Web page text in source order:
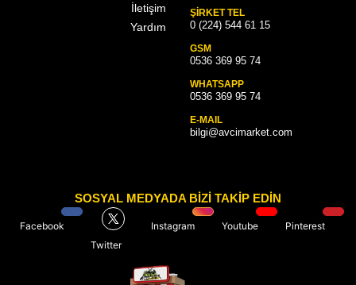
İletişim
Yardım
ŞİRKET TEL
0 (224) 544 61 15
GSM
0536 369 95 74
WHATSAPP
0536 369 95 74
E-MAIL
bilgi@avcimarket.com
SOSYAL MEDYADA BİZİ TAKİP EDİN
Facebook
Twitter
Instagram Youtube Pinterest